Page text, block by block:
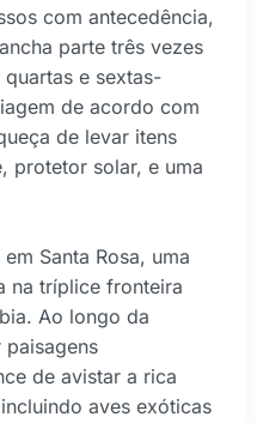
com antecedência,
parte três vezes
e sextas-
de acordo com
de levar itens
protetor solar, e uma
Santa Rosa, uma
na tríplice fronteira
Ao longo da
de avistar a rica
aves exóticas